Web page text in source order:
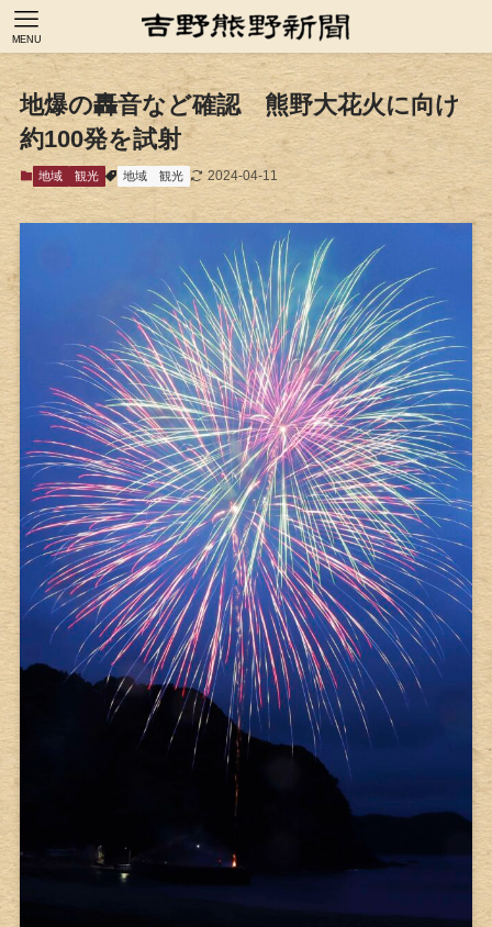
MENU
地爆の轟音など確認 熊野大花火に向け
約100発を試射
地域 観光 地域 観光 2024-04-11